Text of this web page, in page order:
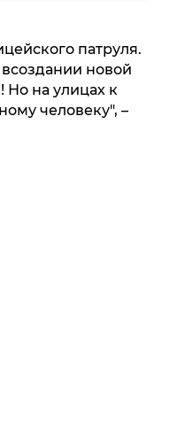
патруля.
новой
Но на улицах к
человеку", –